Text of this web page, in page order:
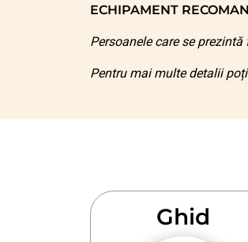
ECHIPAMENT
Persoanele care se prezintă
Pentru mai multe detalii
Ghid